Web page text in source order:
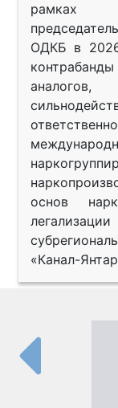
рамках
ОДКБ в
основ
«Канал-